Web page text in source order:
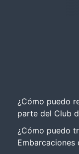
¿Cómo puedo
parte del Club
¿Cómo puedo
Embarcaciones